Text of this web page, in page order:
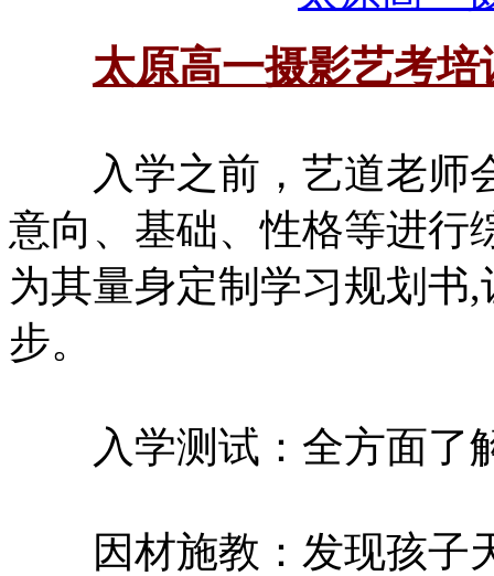
太原高一摄影艺考培
入学之前，艺道老师
意向、基础、性格等进行
为其量身定制学习规划书
步。
入学测试：全方面了
因材施教：发现孩子